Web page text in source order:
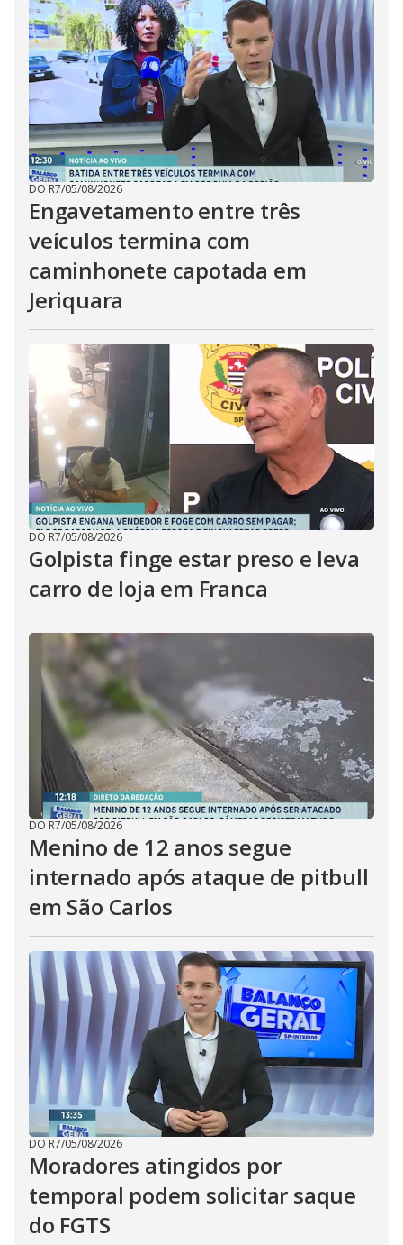
DO R7/05/08/2026
Engavetamento entre três
veículos termina com
caminhonete capotada em
Jeriquara
DO R7/05/08/2026
Golpista finge estar preso e leva
carro de loja em Franca
DO R7/05/08/2026
Menino de 12 anos segue
internado após ataque de pitbull
em São Carlos
DO R7/05/08/2026
Moradores atingidos por
temporal podem solicitar saque
do FGTS